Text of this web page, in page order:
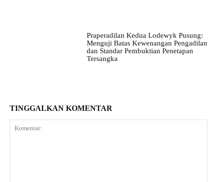
Praperadilan Kedua Lodewyk Pusung:
Menguji Batas Kewenangan Pengadilan
dan Standar Pembuktian Penetapan
Tersangka
TINGGALKAN KOMENTAR